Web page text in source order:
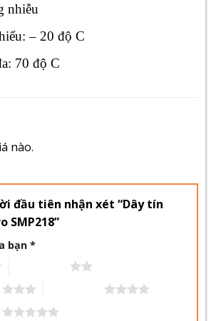
nhiễu
– 20 độ C
70 độ C
nào.
đầu tiên nhận xét “Dây tín
SMP218”
bạn *